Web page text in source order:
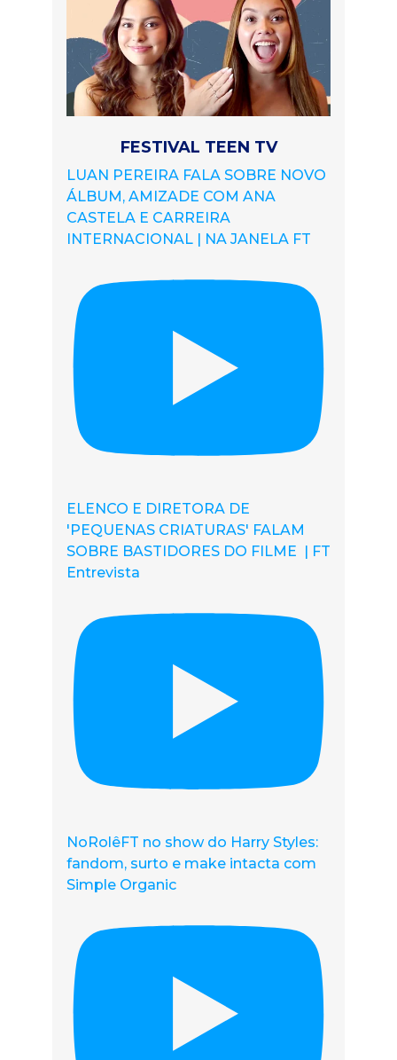
FESTIVAL TEEN TV
LUAN PEREIRA FALA SOBRE NOVO
ÁLBUM, AMIZADE COM ANA
CASTELA E CARREIRA
INTERNACIONAL | NA JANELA FT
ELENCO E DIRETORA DE
'PEQUENAS CRIATURAS' FALAM
SOBRE BASTIDORES DO FILME | FT
Entrevista
NoRolêFT no show do Harry Styles:
fandom, surto e make intacta com
Simple Organic